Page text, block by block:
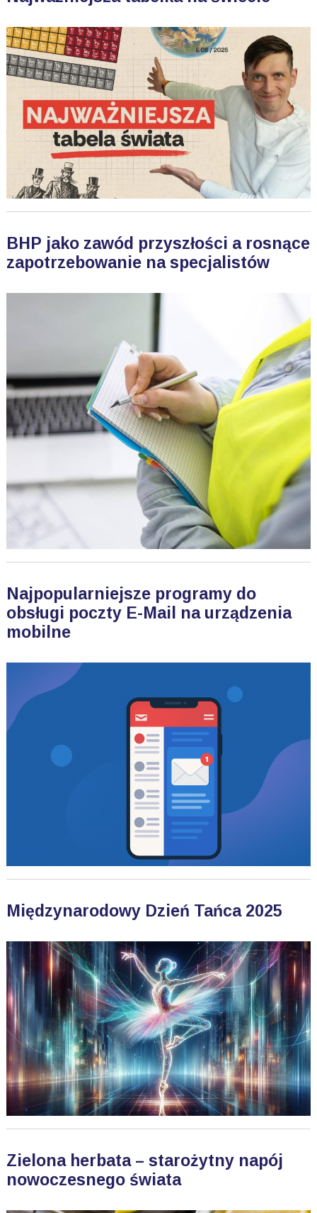
BHP jako zawód przyszłości a rosnące
zapotrzebowanie na specjalistów
Najpopularniejsze programy do
obsługi poczty E-Mail na urządzenia
mobilne
Międzynarodowy Dzień Tańca 2025
Zielona herbata – starożytny napój
nowoczesnego świata